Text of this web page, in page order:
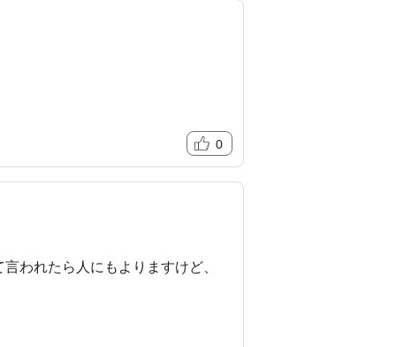
0
われたら人にもよりますけど、